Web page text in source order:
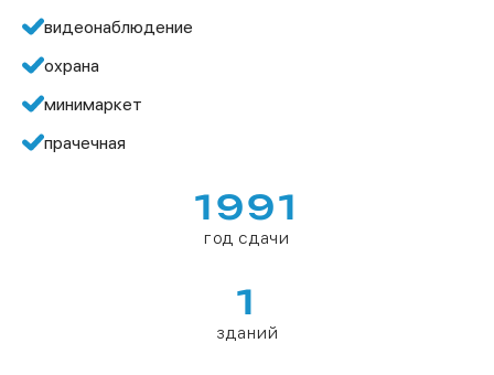
видеонаблюдение
охрана
минимаркет
прачечная
1991
год сдачи
1
зданий